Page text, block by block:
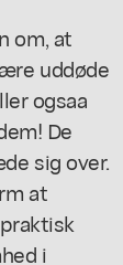
om, at
uddøde
ogsaa
De
sig over.
at
i